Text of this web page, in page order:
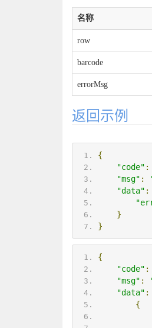
名称
row
barcode
errorMsg
返回示例
{
"code" :
"msg" :
"data" :
}
}
{
"code" :
"msg" :
"data" :
{